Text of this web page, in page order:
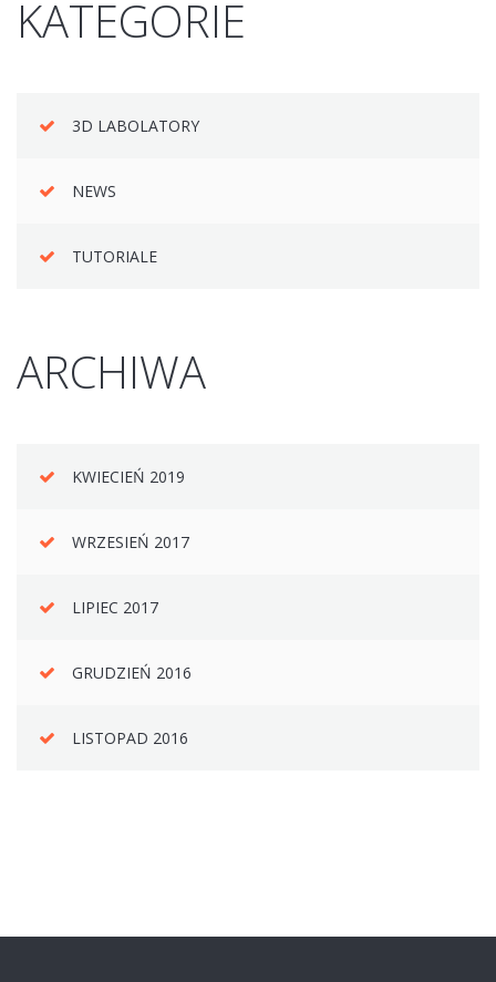
KATEGORIE
3D LABOLATORY
NEWS
TUTORIALE
ARCHIWA
KWIECIEŃ 2019
WRZESIEŃ 2017
LIPIEC 2017
GRUDZIEŃ 2016
LISTOPAD 2016